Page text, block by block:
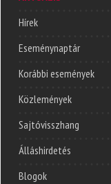
Hírek
Eseménynaptár
Korábbi események
Közlemények
Sajtóvisszhang
Álláshirdetés
Blogok